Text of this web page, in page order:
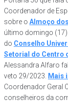
Coordenador de
sobre o Almoço
último domingo (17)
do Conselho
Setorial do Centro
Alessandra Alfaro
veto 29/2023. Mais
Coordenador Geral
conselheiros da